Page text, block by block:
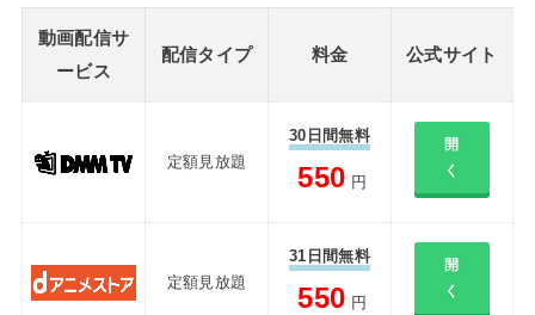
動画配信サ
ービス
配信タイプ 料金 公式サイト
定額見放題
30日間無料
550 円
開
く
定額見放題
31日間無料
550 円
開
く